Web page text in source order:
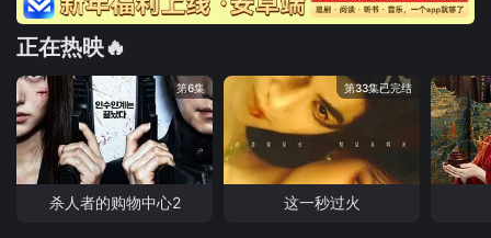
正在热映🔥
第6集
杀人者的购物中心2
第33集已完结
这一秒过火